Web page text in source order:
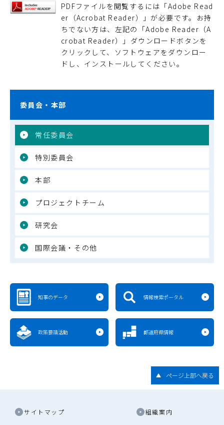
PDFファイルを閲覧するには「Adobe Read
er（Acrobat Reader）」が必要です。お持
ちでない方は、左記の「Adobe Reader（A
crobat Reader）」ダウンロードボタンを
クリックして、ソフトウェアをダウンロー
ドし、インストールしてください。
委員会・本部
常任委員会
特別委員会
本部
プロジェクトチーム
研究会
国際会議・その他
知事のデータ 情報検索ポータル
政策要請活動 都道府県情報
ページ上部へ戻る
サイトマップ 組織案内